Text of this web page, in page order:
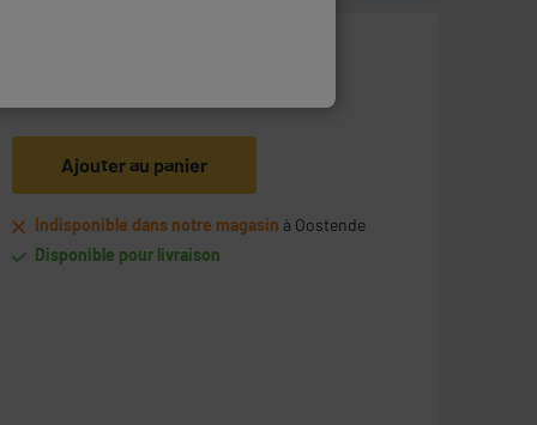
Ajouter au panier
Indisponible dans notre magasin à Oostende
Disponible pour livraison